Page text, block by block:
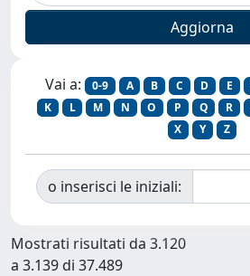
Vai a: 0-9 A B C D E
K
L M N O P Q R
X
Y Z
o inserisci le iniziali:
Mostrati risultati da 3.120
a 3.139 di 37.489